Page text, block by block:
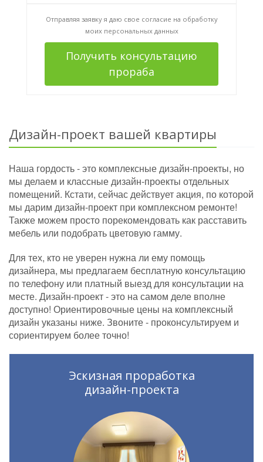
Отправляя заявку я даю свое согласие на обработку
моих персональных данных
Получить консультацию
прораба
Дизайн-проект вашей квартиры
Наша гордость - это комплексные дизайн-проекты, но
мы делаем и классные дизайн-проекты отдельных
помещений. Кстати, сейчас действует акция, по которой
мы дарим дизайн-проект при комплексном ремонте!
Также можем просто порекомендовать как расставить
мебель или подобрать цветовую гамму.
Для тех, кто не уверен нужна ли ему помощь
дизайнера, мы предлагаем бесплатную консультацию
по телефону или платный выезд для консультации на
месте. Дизайн-проект - это на самом деле вполне
доступно! Ориентировочные цены на комплексный
дизайн указаны ниже. Звоните - проконсультируем и
сориентируем более точно!
Эскизная проработка
дизайн-проекта